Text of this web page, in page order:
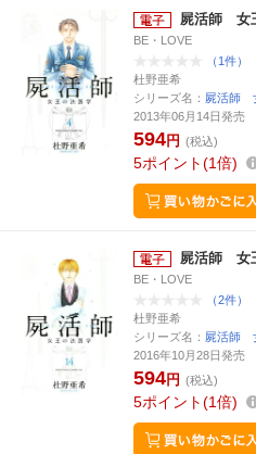
屍活師 女
BE・LOVE
（1件）
杜野亜希
シリーズ名： 屍活師
2013年06月14日発売
594円 (税込)
5ポイント 1倍
屍活師 女
BE・LOVE
（2件）
杜野亜希
シリーズ名： 屍活師
2016年10月28日発売
594円 (税込)
5ポイント 1倍